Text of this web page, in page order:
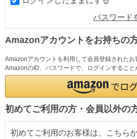
パスワード
Amazonアカウントをお持ちの
Amazonアカウントを利用して会員登録されたお
AmazonのID、パスワードで、ログインすること
初めてご利用の方・会員以外の
初めてご利用のお客様は、こちら